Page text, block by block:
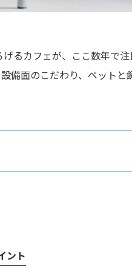
るカフェが、ここ数年で
備面のこだわり、ペット
ント